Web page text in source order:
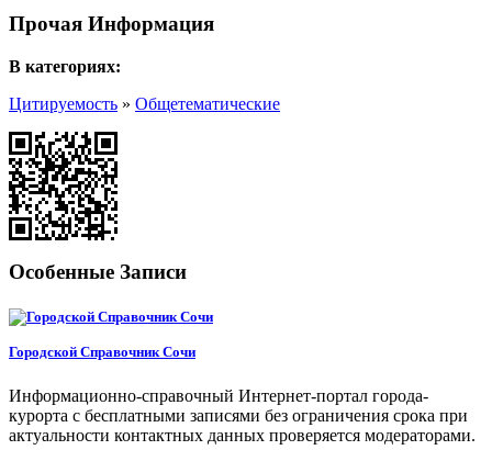
Прочая Информация
В категориях:
Цитируемость » Общетематические
Особенные Записи
Городской Справочник Сочи
Информационно-справочный Интернет-портал города-
курорта с бесплатными записями без ограничения срока при
актуальности контактных данных проверяется модераторами.